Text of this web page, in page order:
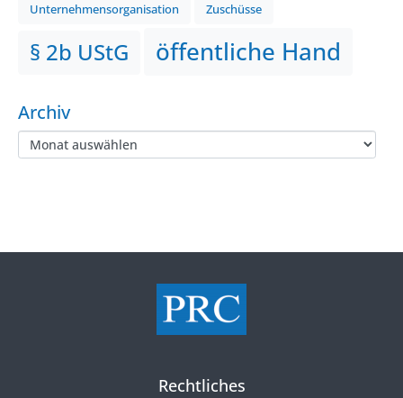
Unternehmensorganisation Zuschüsse
§ 2b UStG öffentliche Hand
Archiv
Rechtliches